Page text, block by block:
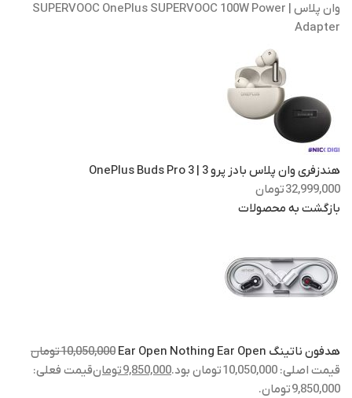
وان پلاس | SUPERVOOC OnePlus SUPERVOOC 100W Power
Adapter
هندزفری وان پلاس بادز پرو 3 | OnePlus Buds Pro 3
32,999,000تومان
بازگشت به محصولات
هدفون ناتینگ Ear Open Nothing Ear Open 10,050,000تومان
قیمت اصلی: 10,050,000 تومان بود.
9,850,000تومانقیمت فعلی:
9,850,000 تومان.